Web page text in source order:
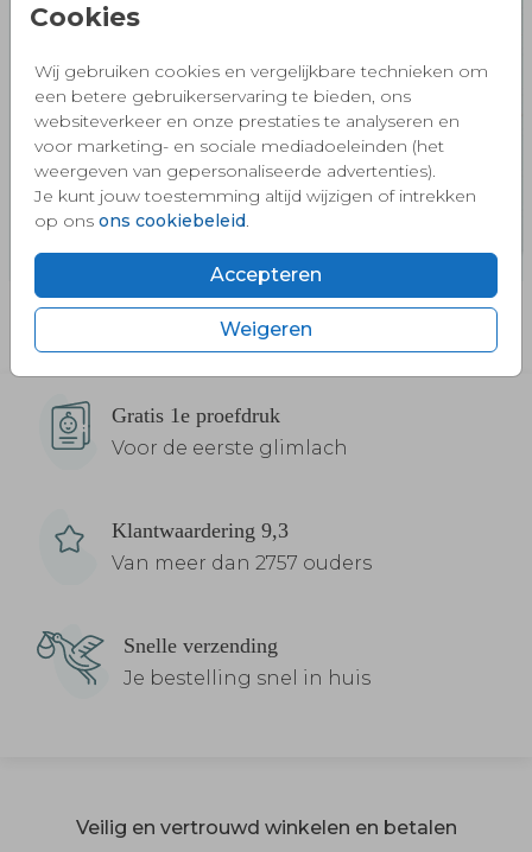
Cookies
Wij gebruiken cookies en vergelijkbare technieken om
een betere gebruikerservaring te bieden, ons
websiteverkeer en onze prestaties te analyseren en
voor marketing- en sociale mediadoeleinden (het
weergeven van gepersonaliseerde advertenties).
Je kunt jouw toestemming altijd wijzigen of intrekken
op ons ons cookiebeleid.
Accepteren
Weigeren
Gratis 1e proefdruk
Voor de eerste glimlach
Klantwaardering 9,3
Van meer dan 2757 ouders
Snelle verzending
Je bestelling snel in huis
Veilig en vertrouwd winkelen en betalen